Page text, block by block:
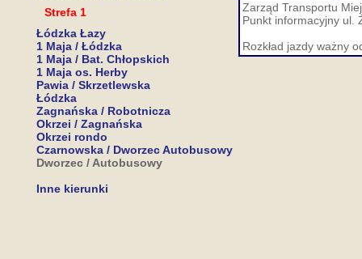
Strefa 1
Łódzka Łazy
1 Maja / Łódzka
1 Maja / Bat. Chłopskich
1 Maja os. Herby
Pawia / Skrzetlewska
Łódzka
Zagnańska / Robotnicza
Okrzei / Zagnańska
Okrzei rondo
Czarnowska / Dworzec Autobusowy
Dworzec / Autobusowy
Inne kierunki
Zarząd Transportu
Punkt informacyjny ul.
Rozkład jazdy ważny